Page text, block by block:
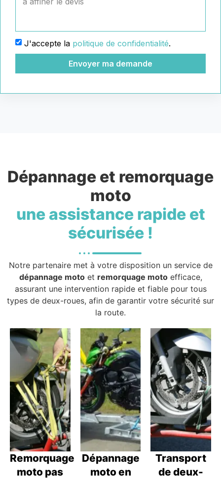
J'accepte la politique de confidentialité.
Envoyer ma demande
Dépannage et remorquage
moto
une assistance rapide et
sécurisée !
Notre partenaire met à votre disposition un service de
dépannage motoet remorquage motoefficace,
assurant une intervention rapide et fiable pour tous
types de deux-roues, afin de garantir votre sécurité sur
la route.
Remorquage
moto pas
Dépannage
moto en
Transport
de deux-